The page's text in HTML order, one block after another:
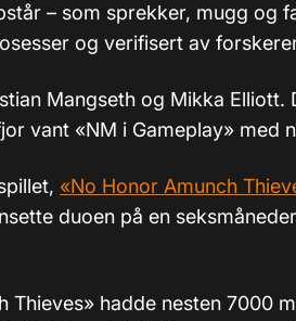
– som sprekker, mugg og
og verifisert av
Mangseth og Mikka Elliott.
vant «NM i Gameplay» med
«No Honor Amunch
duoen på en
Thieves» hadde nesten 7000